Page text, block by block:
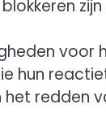
voor
hun
het redden